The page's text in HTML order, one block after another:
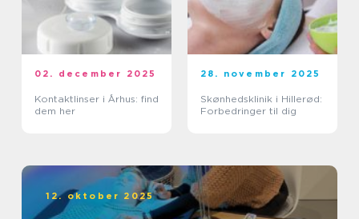
02. december 2025
Kontaktlinser i Århus: find
dem her
28. november 2025
Skønhedsklinik i Hillerød:
Forbedringer til dig
12. oktober 2025